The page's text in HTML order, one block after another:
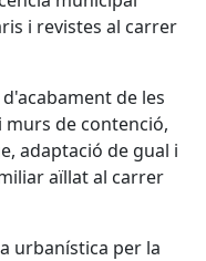
i revistes al carrer
de les
murs de contenció,
adaptació de gual i
aïllat al carrer
urbanística per la